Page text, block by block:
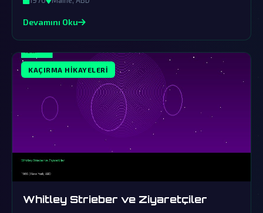
Devamını Oku
KAÇIRMA HIKAYELERI
Whitley Strieber ve Ziyaretçiler